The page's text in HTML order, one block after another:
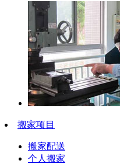
搬家项目
搬家配送
个人搬家